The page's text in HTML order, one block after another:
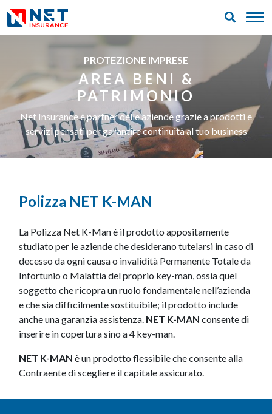
PROTEZIONE IMPRESE
AREA BENI &
PATRIMONIO
Net Insurance è partner delle aziende grazie a prodotti e
servizi pensati per garantire continuità al tuo business
Polizza NET K-MAN
La Polizza Net K-Man è il prodotto appositamente
studiato per le aziende che desiderano tutelarsi in caso di
decesso da ogni causa o invalidità Permanente Totale da
Infortunio o Malattia del proprio key-man, ossia quel
soggetto che ricopra un ruolo fondamentale nell’azienda
e che sia difficilmente sostituibile; il prodotto include
anche una garanzia assistenza. NET K-MAN consente di
inserire in copertura sino a 4 key-man.
NET K-MAN è un prodotto flessibile che consente alla
Contraente di scegliere il capitale assicurato.